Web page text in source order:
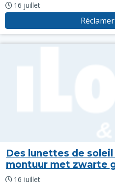
16 juillet
Des lunettes de
montuur met zwarte
16 juillet